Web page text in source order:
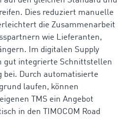
Dies reduziert manuelle
die Zusammenarbeit
wie Lieferanten,
Im digitalen Supply
gut integrierte Schnittstellen
bei. Durch automatisierte
laufen, können
TMS ein Angebot
in den TIMOCOM Road